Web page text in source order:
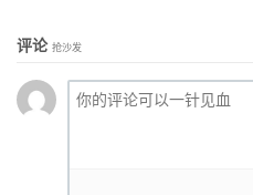
评论 抢沙发